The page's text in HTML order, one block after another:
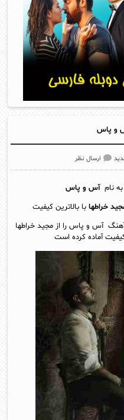
و پاس
ارسال نظر
به نام آس و پاس
خراطها با بالاترین کیفیت
آهنگ آس و پاس را از مجید خراطها
آماده کرده است